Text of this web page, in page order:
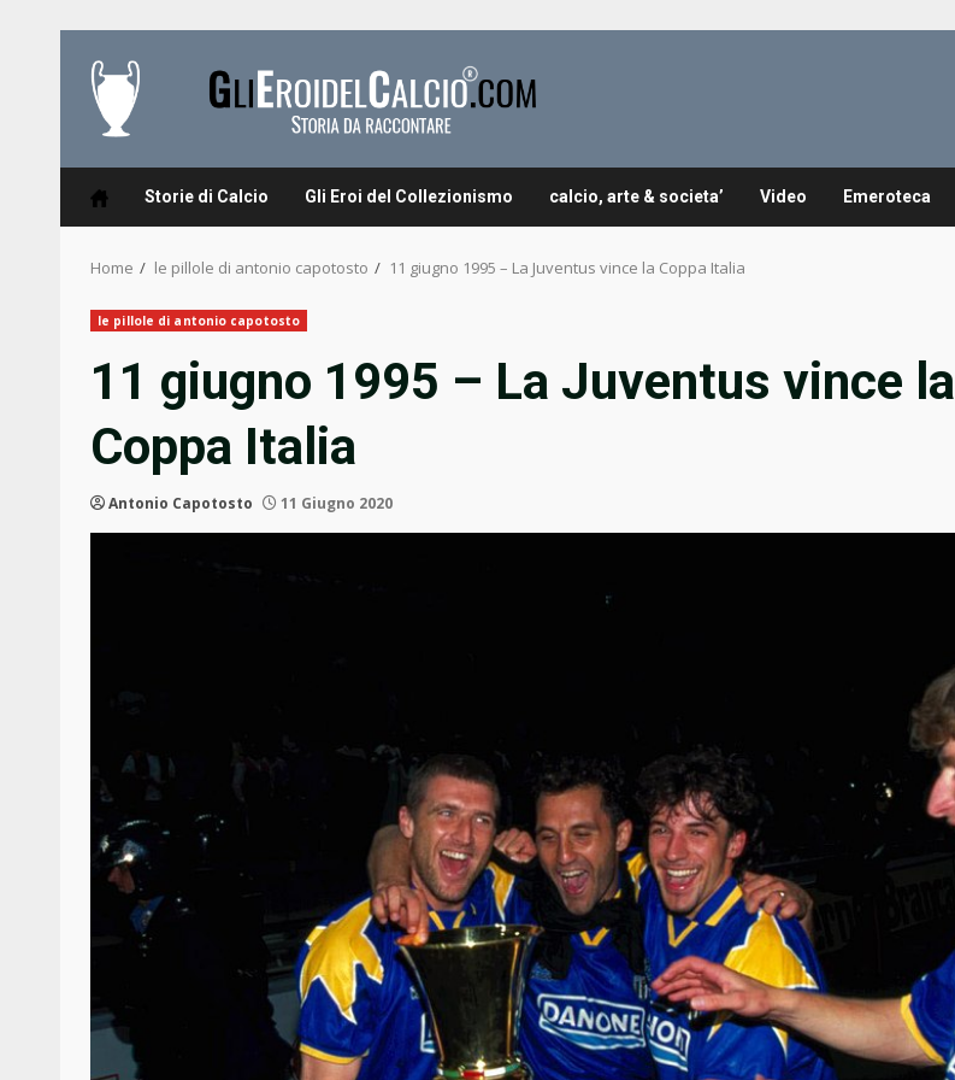
content
Storie di Calcio Gli Eroi del Collezionismo calcio, arte & societa’ Video Emeroteca
Home le pillole di antonio capotosto 11 giugno 1995 – La Juventus vince la Coppa Italia
le pillole di antonio capotosto
11 giugno 1995 – La Juventus vince la
Coppa Italia
Antonio Capotosto 11 Giugno 2020